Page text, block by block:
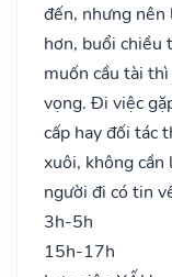
đến, nhưng
hơn, buổi chiều
muốn cầu tài
vọng. Đi việc
cấp hay đối tác
xuôi, không
người đi có tin
3h-5h
15h-17h